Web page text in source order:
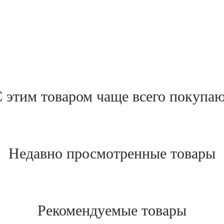
этим товаром чаще всего
Недавно просмотренные товары
Рекомендуемые товары